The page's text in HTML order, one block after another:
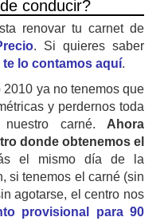
conducir?
renovar tu carnet de
. Si quieres saber
te lo contamos aquí.
ya no tenemos que
y perdernos toda
carné. Ahora
donde obtenemos el
el mismo día de la
si tenemos el carné (sin
agotarse, el centro nos
provisional para 90